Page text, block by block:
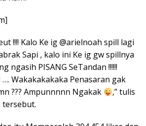
!!!! Kalo Ke ig @arielnoah spill lagi
Sapi , kalo ini Ke ig gw spillnya
ngasih PISANG SeTandan !!!!!!
Wakakakakaka Penasaran gak
??? Ampunnnnn Ngakak
,” tulis
tersebut.